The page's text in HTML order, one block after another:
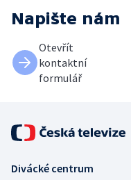
Napište nám
Otevřít
kontaktní
formulář
Divácké centrum